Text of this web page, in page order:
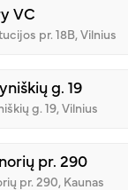
patiekalus,
g. 112 įsikūrusi
pristatymu
VC
pr. 18B, Vilnius
g. 19
g. 19, Vilnius
pr. 290
pr. 290, Kaunas